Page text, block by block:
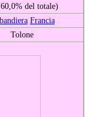
del totale)
Francia
Tolone